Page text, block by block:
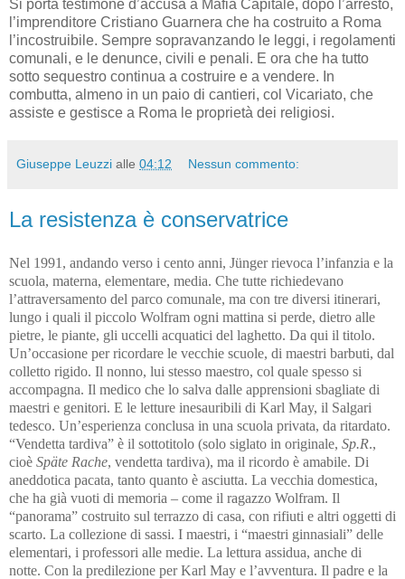
Si porta testimone d’accusa a Mafia Capitale, dopo l’arresto,
l’imprenditore Cristiano Guarnera che ha costruito a Roma
l’incostruibile. Sempre sopravanzando le leggi, i regolamenti
comunali, e le denunce, civili e penali. E ora che ha tutto
sotto sequestro continua a costruire e a vendere. In
combutta, almeno in un paio di cantieri, col Vicariato, che
assiste e gestisce a Roma le proprietà dei religiosi.
Giuseppe Leuzzi alle 04:12 Nessun commento:
La resistenza è conservatrice
Nel 1991, andando verso i cento anni, Jünger rievoca l’infanzia e la
scuola, materna, elementare, media. Che tutte richiedevano
l’attraversamento del parco comunale, ma con tre diversi itinerari,
lungo i quali il piccolo Wolfram ogni mattina si perde, dietro alle
pietre, le piante, gli uccelli acquatici del laghetto. Da qui il titolo.
Un’occasione per ricordare le vecchie scuole, di maestri barbuti, dal
colletto rigido. Il nonno, lui stesso maestro, col quale spesso si
accompagna. Il medico che lo salva dalle apprensioni sbagliate di
maestri e genitori. E le letture inesauribili di Karl May, il Salgari
tedesco. Un’esperienza conclusa in una scuola privata, da ritardato.
“Vendetta tardiva” è il sottotitolo (solo siglato in originale, Sp.R.,
cioè Späte Rache, vendetta tardiva), ma il ricordo è amabile. Di
aneddotica pacata, tanto quanto è asciutta. La vecchia domestica,
che ha già vuoti di memoria – come il ragazzo Wolfram. Il
“panorama” costruito sul terrazzo di casa, con rifiuti e altri oggetti di
scarto. La collezione di sassi. I maestri, i “maestri ginnasiali” delle
elementari, i professori alle medie. La lettura assidua, anche di
notte. Con la predilezione per Karl May e l’avventura. Il padre e la